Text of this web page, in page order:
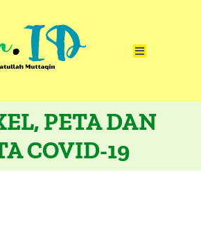
Toggle
Catatan
Artikel
PETA DAN
COVID-19